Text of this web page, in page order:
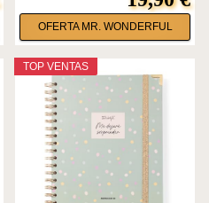
OFERTA MR. WONDERFUL
TOP VENTAS